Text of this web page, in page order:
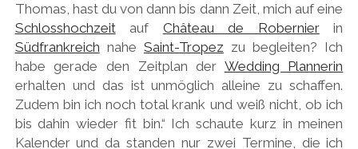
Thomas, hast du von dann bis dann Zeit, mich auf eine
Schlosshochzeitauf Château de Robernierin
Südfrankreich nahe Saint-Tropez zu begleiten? Ich
habe gerade den Zeitplan der Wedding Plannerin
erhalten und das ist unmöglich alleine zu schaffen.
Zudem bin ich noch total krank und weiß nicht, ob ich
bis dahin wieder fit bin.“ Ich schaute kurz in meinen
Kalender und da standen nur zwei Termine, die ich